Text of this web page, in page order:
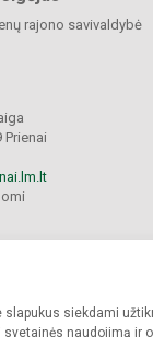
slapukus siekdami
svetainės naudojimą ir
rajono savivaldybė
Prienai
gimnazija. Visos
gimnazijos sutikimo